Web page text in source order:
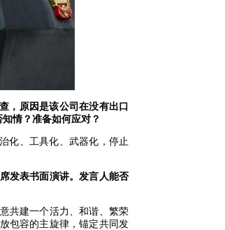
，原因是该公司在没有出口
情？准备如何应对？
化、工具化、武器化，停止
发表书面演讲。发言人能否
共建一个活力、和谐、繁荣
包容的主旋律，锚定共同发